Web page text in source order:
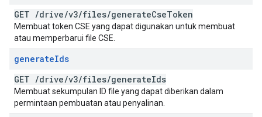
GET /drive/v3/files/generateCseToken
Membuat token CSE yang dapat digunakan untuk membuat
atau memperbarui file CSE.
generateIds
GET /drive/v3/files/generateIds
Membuat sekumpulan ID file yang dapat diberikan dalam
permintaan pembuatan atau penyalinan.